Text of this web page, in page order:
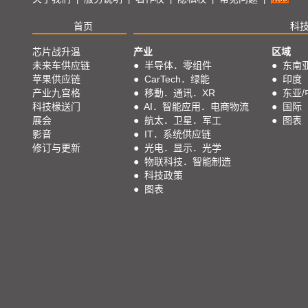
首页 科
芯片战升温
未来车供应链
苹果供应链
产业九宫格
科技椽送门
展会
影音
修订与更新
产业
● 半导体．零组件
● CarTech．绿能
● 移動．通讯．XR
● AI．智能应用．电商物流
● 航太．卫星．军工
● IT．系统供应链
● 光电．显示．光学
● 物联科技．智能制造
● 科技政策
●
图表
区域
● 东南
● 印度
● 东亚/
●
国际
●
图表